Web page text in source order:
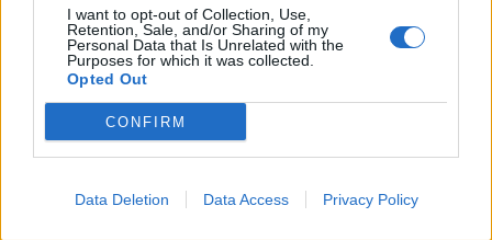
I want to opt-out of Collection, Use,
Retention, Sale, and/or Sharing of my
Personal Data that Is Unrelated with the
Purposes for which it was collected.
Opted Out
CONFIRM
Data Deletion Data Access Privacy Policy
Kā visgardāk apēst pieneni. Marinē, cep, griez salātos